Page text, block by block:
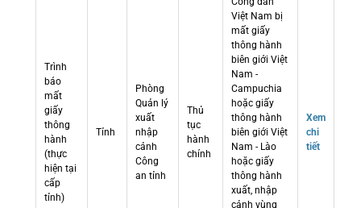
Trình
báo
mất
giấy
thông
hành
(thực
hiện tại
cấp
tỉnh)
Tỉnh
Phòng
Quản lý
xuất
nhập
cảnh
Công
an tỉnh
Thủ
tục
hành
chính
Việt Nam bị
mất giấy
thông hành
biên giới Việt
Nam -
Campuchia
hoặc giấy
thông hành
biên giới Việt
Nam - Lào
hoặc giấy
thông hành
xuất, nhập
cảnh vùng
Xem
chi
tiết